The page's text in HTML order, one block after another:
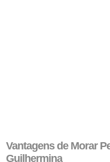
Vantagens de Morar
Guilhermina